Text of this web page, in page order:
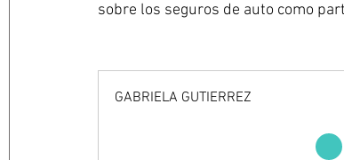
sobre los seguros de auto como
GABRIELA GUTIERREZ